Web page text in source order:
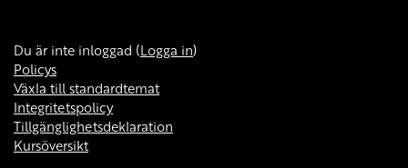
Du är inte inloggad (Logga in)
Policys
Växla till standardtemat
Integritetspolicy
Tillgänglighetsdeklaration
Kursöversikt